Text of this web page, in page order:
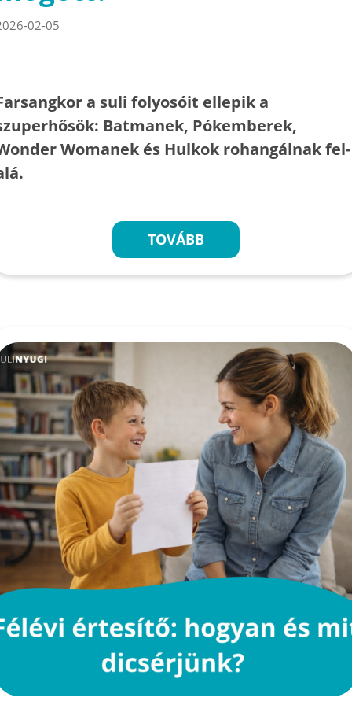
02-05
a suli folyosóit ellepik a
Batmanek, Pókemberek,
Womanek és Hulkok rohangálnak fel-
TOVÁBB